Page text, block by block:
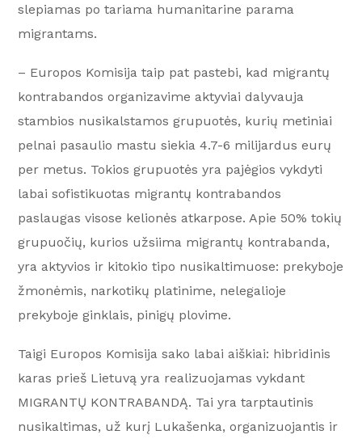
slepiamas po tariama humanitarine parama
migrantams.
– Europos Komisija taip pat pastebi, kad migrantų
kontrabandos organizavime aktyviai dalyvauja
stambios nusikalstamos grupuotės, kurių metiniai
pelnai pasaulio mastu siekia 4.7-6 milijardus eurų
per metus. Tokios grupuotės yra pajėgios vykdyti
labai sofistikuotas migrantų kontrabandos
paslaugas visose kelionės atkarpose. Apie 50% tokių
grupuočių, kurios užsiima migrantų kontrabanda,
yra aktyvios ir kitokio tipo nusikaltimuose: prekyboje
žmonėmis, narkotikų platinime, nelegalioje
prekyboje ginklais, pinigų plovime.
Taigi Europos Komisija sako labai aiškiai: hibridinis
karas prieš Lietuvą yra realizuojamas vykdant
MIGRANTŲ KONTRABANDĄ. Tai yra tarptautinis
nusikaltimas, už kurį Lukašenka, organizuojantis ir